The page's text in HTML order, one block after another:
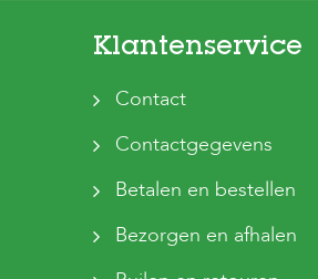
Klantenservice
Contact
Contactgegevens
Betalen en bestellen
Bezorgen en afhalen